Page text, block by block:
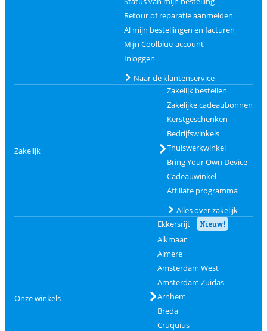
Retour of reparatie aanmelden
Al mijn bestellingen en facturen
Mijn Coolblue-account
Inloggen
Naar de klantenservice
Zakelijk
Zakelijk bestellen
Zakelijke cadeaubonnen
Kerstgeschenken
Bedrijfswinkels
Thuiswerkwinkel
Bring Your Own Device
Cadeauwinkel
Affiliate programma
Alles over zakelijk
Onze winkels
Ekkersrijt Nieuw!
Alkmaar
Almere
Amsterdam West
Amsterdam Zuidas
Arnhem
Breda
Cruquius